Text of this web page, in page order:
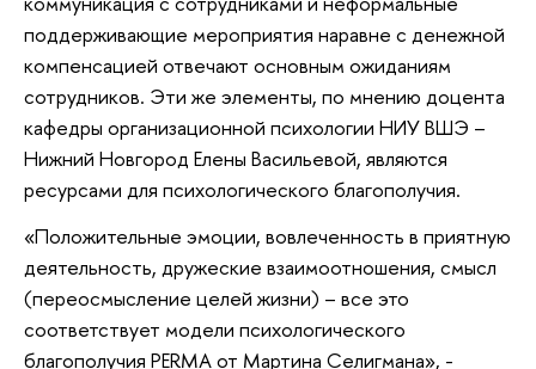
поддерживающие мероприятия наравне с денежной
компенсацией отвечают основным ожиданиям
сотрудников. Эти же элементы, по мнению доцента
кафедры организационной психологии НИУ ВШЭ –
Нижний Новгород Елены Васильевой, являются
ресурсами для психологического благополучия.
«Положительные эмоции, вовлеченность в приятную
деятельность, дружеские взаимоотношения, смысл
(переосмысление целей жизни) – все это
соответствует модели психологического
благополучия PERMA от Мартина Селигмана», -